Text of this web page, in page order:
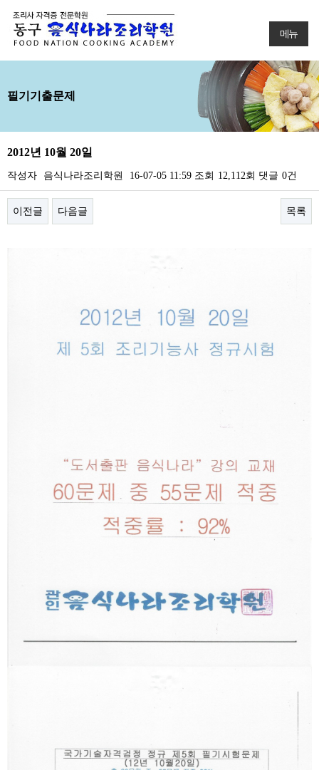
메뉴
필기기출문제
2012년 10월 20일
작성자 음식나라조리학원 16-07-05 11:59 조회 12,112회 댓글 0건
이전글 다음글 목록